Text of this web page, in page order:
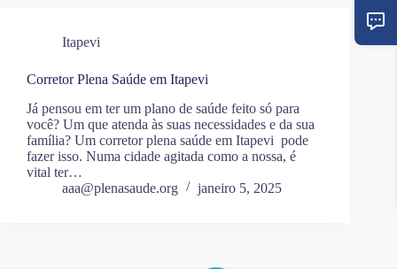
Itapevi
Corretor Plena Saúde em Itapevi
Já pensou em ter um plano de saúde feito só para
você? Um que atenda às suas necessidades e da sua
família? Um corretor plena saúde em Itapevi pode
fazer isso. Numa cidade agitada como a nossa, é
vital ter…
aaa@plenasaude.org
janeiro 5, 2025